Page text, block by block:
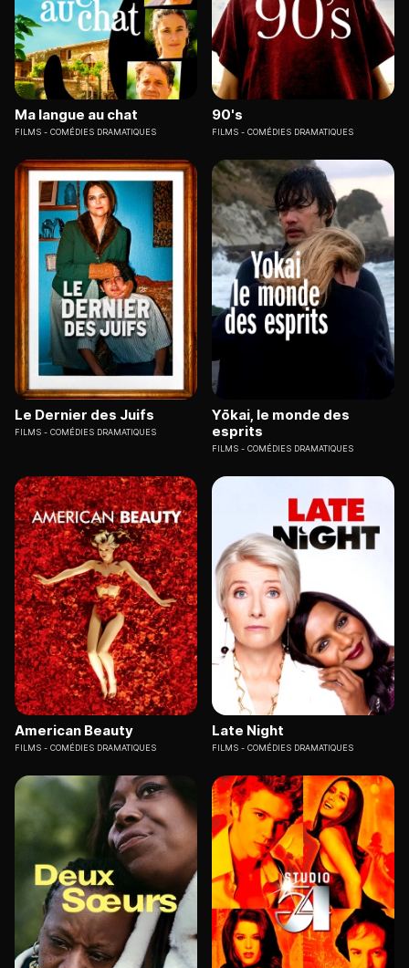
Ma langue au chat
FILMS COMÉDIES DRAMATIQUES
90's
FILMS COMÉDIES DRAMATIQUES
Le Dernier des Juifs
FILMS COMÉDIES DRAMATIQUES
Yōkai, le monde des
esprits
FILMS COMÉDIES DRAMATIQUES
American Beauty
FILMS COMÉDIES DRAMATIQUES
Late Night
FILMS COMÉDIES DRAMATIQUES